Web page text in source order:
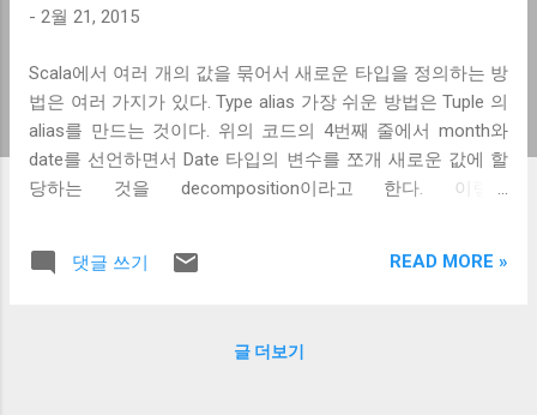
- 2월 21, 2015
Scala에서 여러 개의 값을 묶어서 새로운 타입을 정의하는 방
법은 여러 가지가 있다. Type alias 가장 쉬운 방법은 Tuple 의
alias를 만드는 것이다. 위의 코드의 4번째 줄에서 month와
date를 선언하면서 Date 타입의 변수를 쪼개 새로운 값에 할
당하는 것을 decomposition이라고 한다. 이렇게
할 수 있다. 하지만 튜플의 alias를 만드는 방식은 큰 문제가
이 같이 사용된다면 둘 다 실제로는 같은 Tuple2[String, Int] 타
댓글 쓰기 READ MORE »
글 더보기